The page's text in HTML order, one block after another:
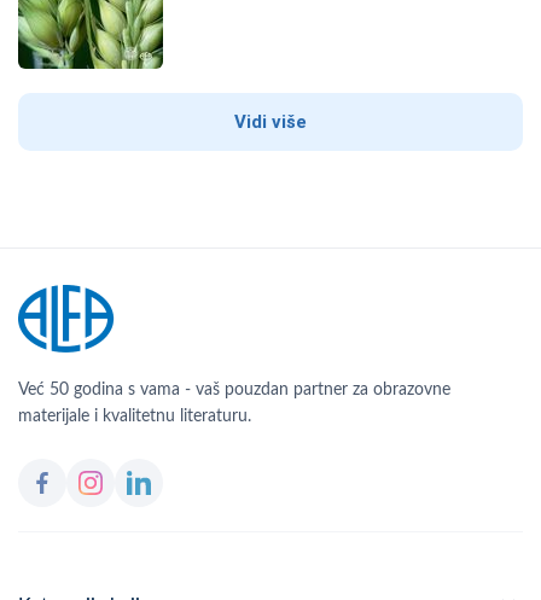
Vidi više
Već 50 godina s vama - vaš pouzdan partner za obrazovne
materijale i kvalitetnu literaturu.